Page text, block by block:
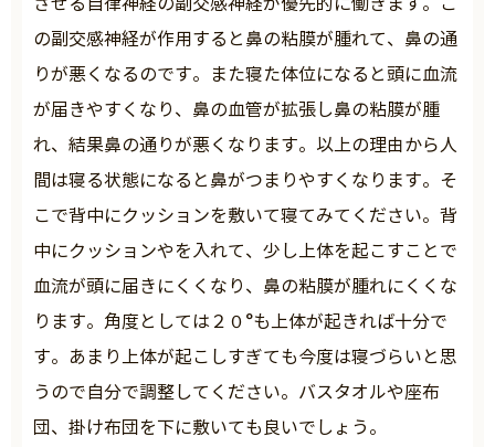
させる自律神経の副交感神経が優先的に働きます。こ
の副交感神経が作用すると鼻の粘膜が腫れて、鼻の通
りが悪くなるのです。また寝た体位になると頭に血流
が届きやすくなり、鼻の血管が拡張し鼻の粘膜が腫
れ、結果鼻の通りが悪くなります。以上の理由から人
間は寝る状態になると鼻がつまりやすくなります。そ
こで背中にクッションを敷いて寝てみてください。背
中にクッションやを入れて、少し上体を起こすことで
血流が頭に届きにくくなり、鼻の粘膜が腫れにくくな
ります。角度としては２０°も上体が起きれば十分で
す。あまり上体が起こしすぎても今度は寝づらいと思
うので自分で調整してください。バスタオルや座布
団、掛け布団を下に敷いても良いでしょう。